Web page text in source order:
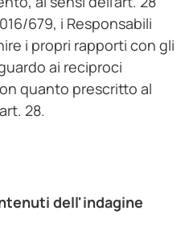
679, i Responsabili
i propri rapporti con gli
ai reciproci
quanto prescritto al
28.
dell'indagine